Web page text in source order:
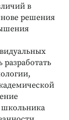
в
решения
школьника